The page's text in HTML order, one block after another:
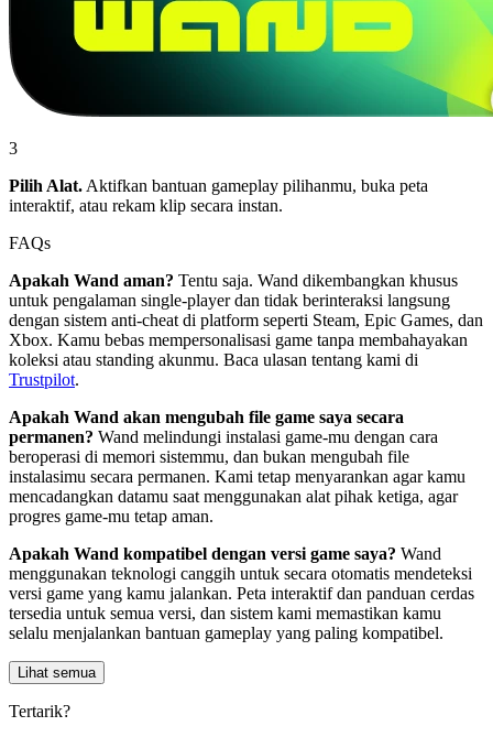
3
Pilih Alat. Aktifkan bantuan gameplay pilihanmu, buka peta
interaktif, atau rekam klip secara instan.
FAQs
Apakah Wand aman? Tentu saja. Wand dikembangkan khusus
untuk pengalaman single-player dan tidak berinteraksi langsung
dengan sistem anti-cheat di platform seperti Steam, Epic Games, dan
Xbox. Kamu bebas mempersonalisasi game tanpa membahayakan
koleksi atau standing akunmu. Baca ulasan tentang kami di
Trustpilot.
Apakah Wand akan mengubah file game saya secara
permanen? Wand melindungi instalasi game-mu dengan cara
beroperasi di memori sistemmu, dan bukan mengubah file
instalasimu secara permanen. Kami tetap menyarankan agar kamu
mencadangkan datamu saat menggunakan alat pihak ketiga, agar
progres game-mu tetap aman.
Apakah Wand kompatibel dengan versi game saya? Wand
menggunakan teknologi canggih untuk secara otomatis mendeteksi
versi game yang kamu jalankan. Peta interaktif dan panduan cerdas
tersedia untuk semua versi, dan sistem kami memastikan kamu
selalu menjalankan bantuan gameplay yang paling kompatibel.
Lihat semua
Tertarik?